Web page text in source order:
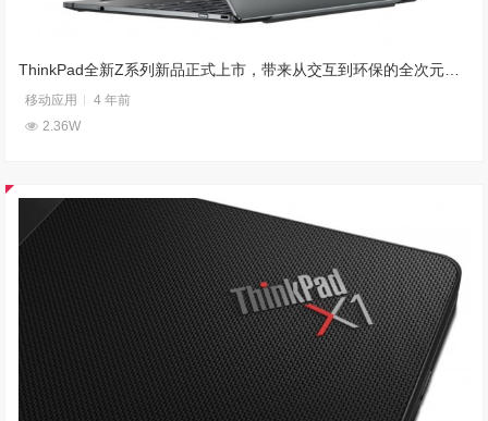
ThinkPad全新Z系列新品正式上市，带来从交互到环保的全次元进化
移动应用
4 年前
2.36W